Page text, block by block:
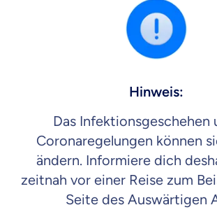
Hinweis:
Das Infektionsgeschehen
Coronaregelungen können
ändern. Informiere dich
zeitnah vor einer Reise zum
Seite des Auswärtigen